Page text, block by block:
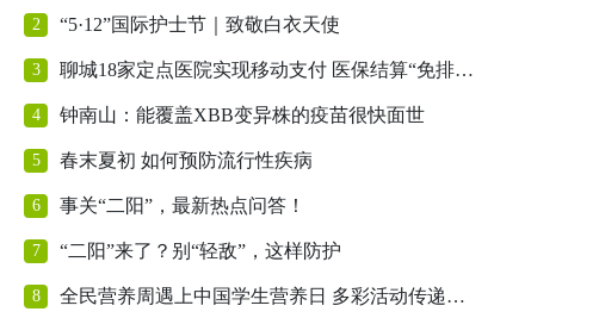
2 “5·12”国际护士节｜致敬白衣天使
3 聊城18家定点医院实现移动支付 医保结算“免排队”“手机秒付”
4 钟南山：能覆盖XBB变异株的疫苗很快面世
5 春末夏初 如何预防流行性疾病
6 事关“二阳”，最新热点问答！
7 “二阳”来了？别“轻敌”，这样防护
8 全民营养周遇上中国学生营养日 多彩活动传递健康理念